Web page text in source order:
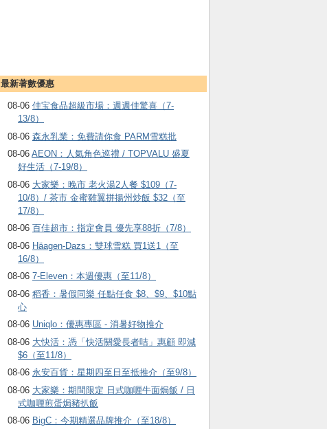
最新著數優惠
08-06 佳宝食品超級市場：週週佳驚喜（7-
13/8）
08-06 森永乳業：免費請你食 PARM雪糕批
08-06 AEON：人氣角色巡禮 / TOPVALU 盛夏
好生活（7-19/8）
08-06 大家樂：晚市 老火湯2人餐 $109（7-
10/8）/ 茶市 金蜜雞翼拼揚州炒飯 $32（至
17/8）
08-06 百佳超市：指定會員 優先享88折（7/8）
08-06 Häagen-Dazs ：雙球雪糕 買1送1（至
16/8）
08-06 7-Eleven：本週優惠（至11/8）
08-06 稻香：暑假同樂 任點任食 $8、$9、$10點
心
08-06 Uniqlo：優惠專區 - 消暑好物推介
08-06 大快活：憑「快活關愛長者咭」惠顧 即減
$6（至11/8）
08-06 永安百貨：星期四至日至抵推介（至9/8）
08-06 大家樂：期間限定 日式咖喱牛面焗飯 / 日
式咖喱煎蛋焗豬扒飯
08-06 BigC：今期精選品牌推介（至18/8）